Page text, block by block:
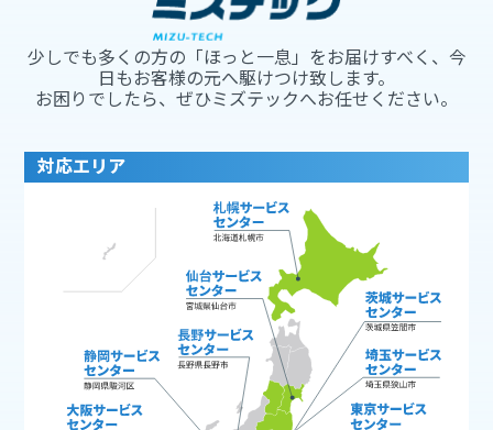
少しでも多くの方の「ほっと一息」をお届けすべく、今
日もお客様の元へ駆けつけ致します。
お困りでしたら、ぜひミズテックへお任せください。
対応エリア